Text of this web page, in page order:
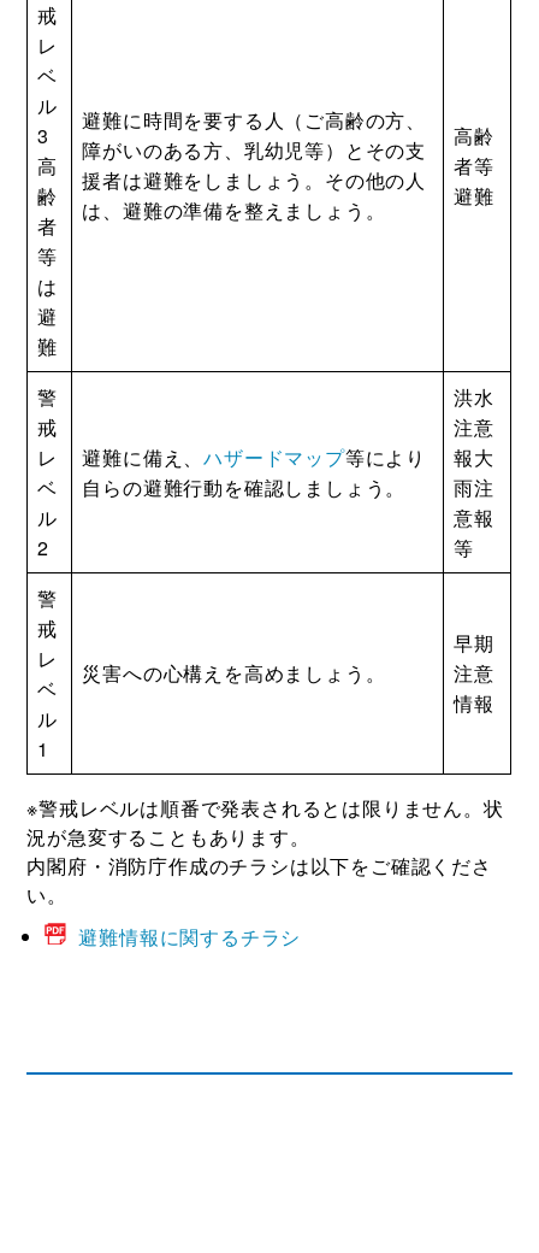
戒
レ
ベ
ル
3
高
齢
者
等
は
避
難
避難に時間を要する人（ご高齢の方、
障がいのある方、乳幼児等）とその支
援者は避難をしましょう。その他の人
は、避難の準備を整えましょう。
高齢
者等
避難
警
戒
レ
ベ
ル
2
避難に備え、ハザードマップ等により
自らの避難行動を確認しましょう。
洪水
注意
報大
雨注
意報
等
警
戒
レ
ベ
ル
1
災害への心構えを高めましょう。
早期
注意
情報
※警戒レベルは順番で発表されるとは限りません。状
況が急変することもあります。
内閣府・消防庁作成のチラシは以下をご確認くださ
い。
避難情報に関するチラシ